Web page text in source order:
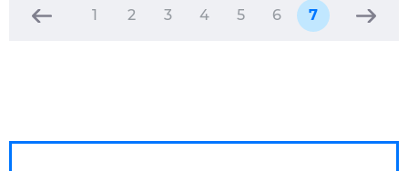
1 2 3 4 5 6 7